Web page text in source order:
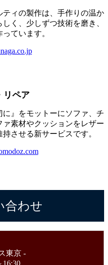
ィの製作は、手作りの温か
く、少しずつ技術を磨き、
ています。
リペア
に』をモットーにソファ、チ
素材やクッションをレザー
させる新サービスです。
合わせ
東京 -
16:30